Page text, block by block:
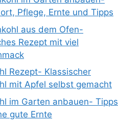
Pflege, Ernte und Tipps
aus dem Ofen-
Rezept mit viel
Rezept- Klassischer
mit Apfel selbst gemacht
im Garten anbauen- Tipps
gute Ernte